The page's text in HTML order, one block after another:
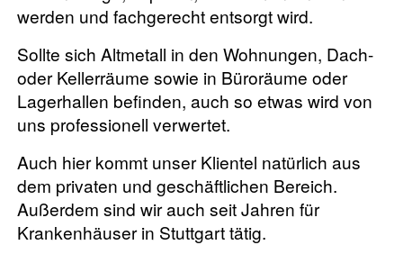
werden und fachgerecht entsorgt wird.
Sollte sich Altmetall in den Wohnungen, Dach-
oder Kellerräume sowie in Büroräume oder
Lagerhallen befinden, auch so etwas wird von
uns professionell verwertet.
Auch hier kommt unser Klientel natürlich aus
dem privaten und geschäftlichen Bereich.
Außerdem sind wir auch seit Jahren für
Krankenhäuser in Stuttgart tätig.